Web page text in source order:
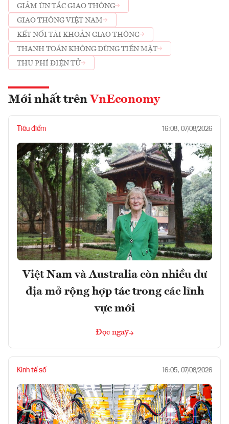
GIẢM ÙN TẮC GIAO THÔNG
GIAO THÔNG VIỆT NAM
KẾT NỐI TÀI KHOẢN GIAO THÔNG
THANH TOÁN KHÔNG DÙNG TIỀN MẶT
THU PHÍ ĐIỆN TỬ
Mới nhất trên VnEconomy
Tiêu điểm 16:08, 07/08/2026
Việt Nam và Australia còn nhiều dư
địa mở rộng hợp tác trong các lĩnh
vực mới
Đọc ngay
Kinh tế số 16:05, 07/08/2026